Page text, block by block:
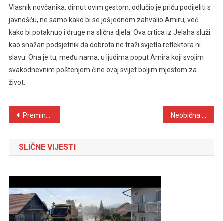
Vlasnik novčanika, dirnut ovim gestom, odlučio je priču podijeliti s
javnošću, ne samo kako bi se još jednom zahvalio Amiru, već
kako bi potaknuo i druge na slična djela. Ova crtica iz Jelaha služi
kao snažan podsjetnik da dobrota ne traži svjetla reflektora ni
slavu. Ona je tu, među nama, u ljudima poput Amira koji svojim
svakodnevnim poštenjem čine ovaj svijet boljim mjestom za
život.
Navigacija
objava
Preminuo Stjepan Šarić
SLIČNE VIJESTI